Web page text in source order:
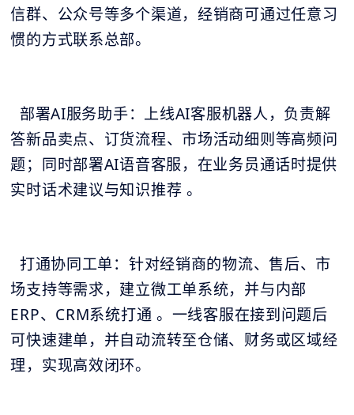
信群、公众号等多个渠道，经销商可通过任意习
惯的方式联系总部。
部署AI服务助手：上线AI客服机器人，负责解
答新品卖点、订货流程、市场活动细则等高频问
题；同时部署AI语音客服，在业务员通话时提供
实时话术建议与知识推荐 。
打通协同工单：针对经销商的物流、售后、市
场支持等需求，建立微工单系统，并与内部
ERP、CRM系统打通 。一线客服在接到问题后
可快速建单，并自动流转至仓储、财务或区域经
理，实现高效闭环。